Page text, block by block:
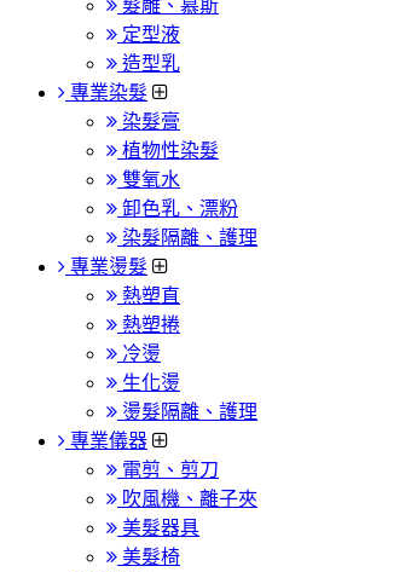
髮雕、慕斯
定型液
造型乳
專業染髮
染髮膏
植物性染髮
雙氧水
卸色乳、漂粉
染髮隔離、護理
專業燙髮
熱塑直
熱塑捲
冷燙
生化燙
燙髮隔離、護理
專業儀器
電剪、剪刀
吹風機、離子夾
美髮器具
美髮椅